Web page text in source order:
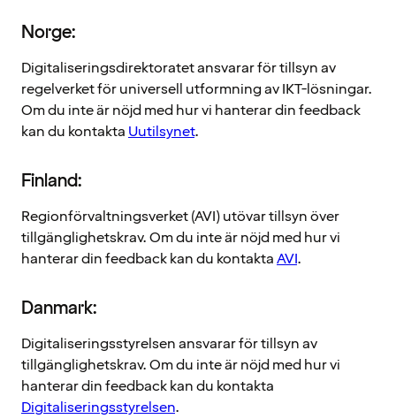
Norge:
Digitaliseringsdirektoratet ansvarar för tillsyn av
regelverket för universell utformning av IKT-lösningar.
Om du inte är nöjd med hur vi hanterar din feedback
kan du kontakta Uutilsynet.
Finland:
Regionförvaltningsverket (AVI) utövar tillsyn över
tillgänglighetskrav. Om du inte är nöjd med hur vi
hanterar din feedback kan du kontaktaAVI.
Danmark:
Digitaliseringsstyrelsen ansvarar för tillsyn av
tillgänglighetskrav. Om du inte är nöjd med hur vi
hanterar din feedback kan du kontakta
Digitaliseringsstyrelsen.